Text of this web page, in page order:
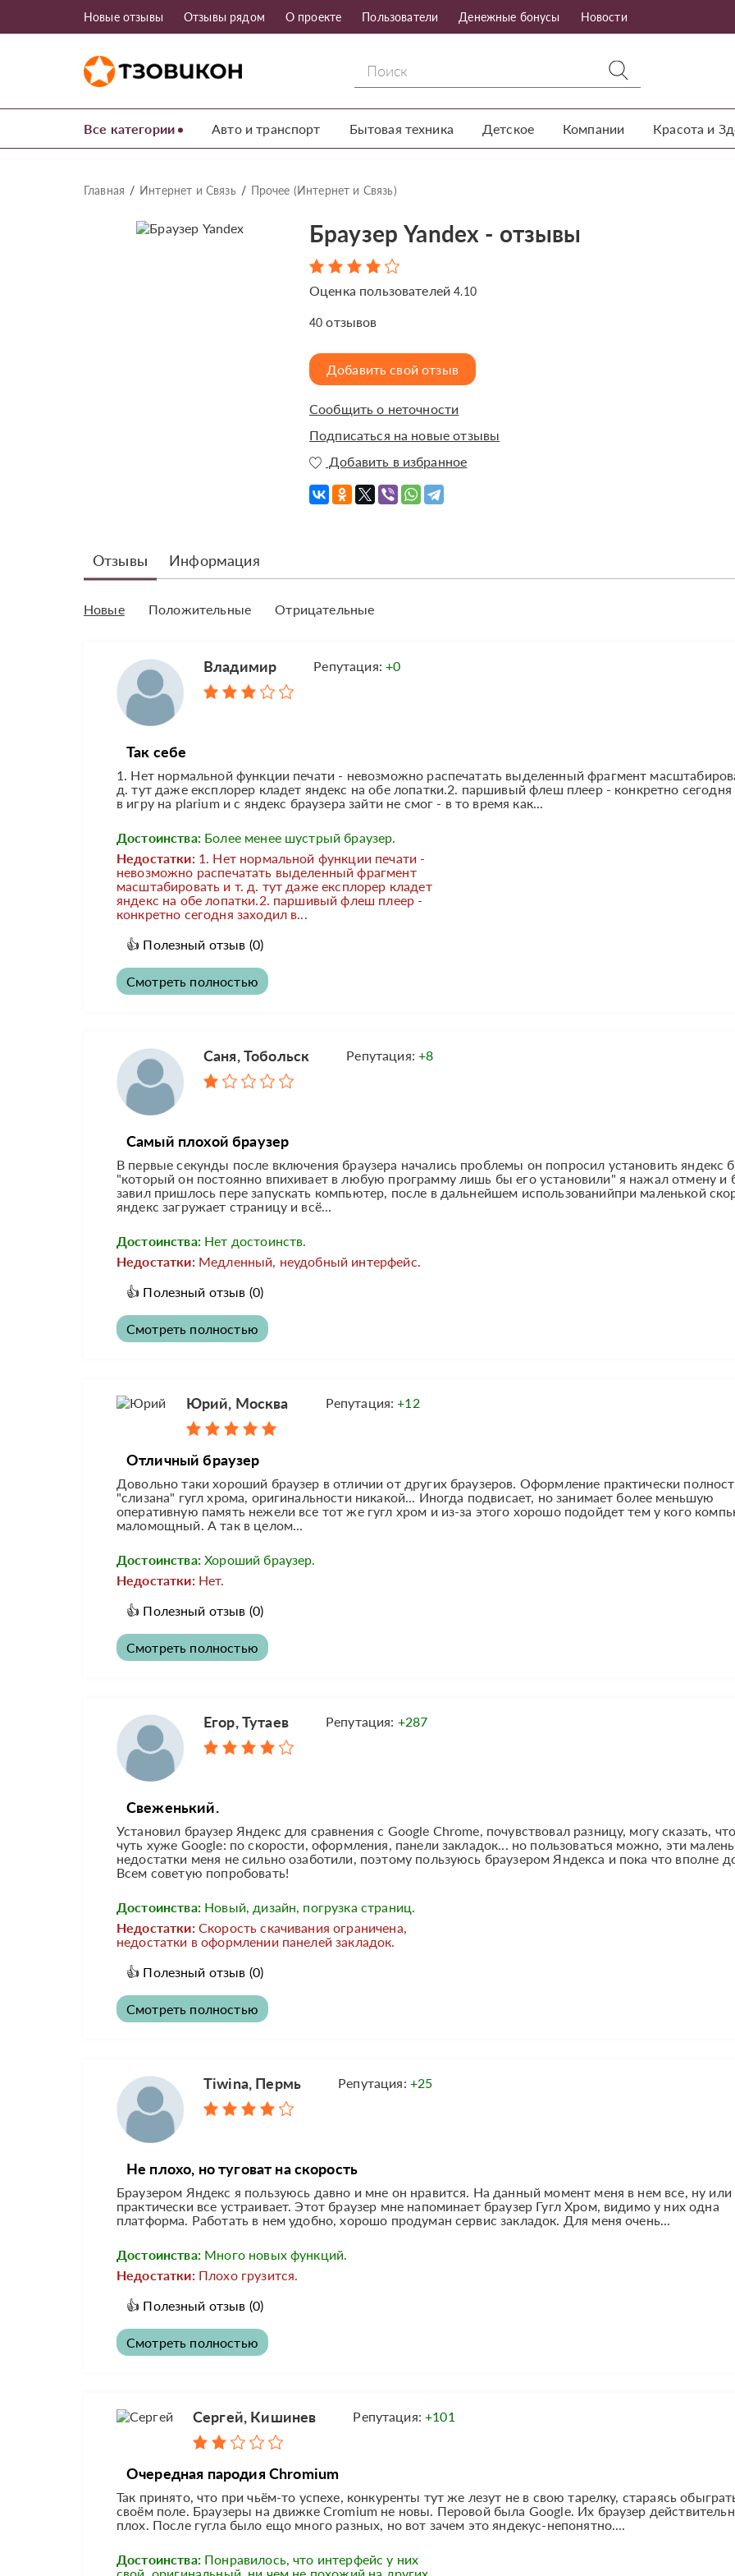
Новые отзывы Отзывы рядом О проекте Пользователи Денежные бонусы Новости
Все категории Авто и транспорт Бытовая техника Детское Компании Красота и
Главная Интернет и Связь Прочее (Интернет и Связь)
Браузер Yandex - отзывы
Оценка пользователей4.10
40 отзывов
Добавить свой отзыв
Сообщить о неточности
Подписаться на новые отзывы
Добавить в избранное
Отзывы Информация
Новые Положительные Отрицательные
Владимир Репутация:+0
Так себе
1. Нет нормальной функции печати - невозможно распечатать выделенный фрагмент
д. тут даже експлорер кладет яндекс на обе лопатки.2. паршивый флеш плеер - конкретно сегодня
в игру на plarium и с яндекс браузера зайти не смог - в то время как...
Достоинства: Более менее шустрый браузер.
Недостатки: 1. Нет нормальной функции печати -
невозможно распечатать выделенный фрагмент
масштабировать и т. д. тут даже експлорер кладет
яндекс на обе лопатки.2. паршивый флеш плеер -
конкретно сегодня заходил в...
👍 Полезный отзыв (0)
Смотреть полностью
Саня, Тобольск Репутация:+8
Самый плохой браузер
В первые секунды после включения браузера начались проблемы он попросил установить яндекс
"который он постоянно впихивает в любую программу лишь бы его установили" я нажал отмену и
завил пришлось пере запускать компьютер, после в дальнейшем использованийпри маленькой
яндекс загружает страницу и всё...
Достоинства: Нет достоинств.
Недостатки: Медленный, неудобный интерфейс.
👍 Полезный отзыв (0)
Смотреть полностью
Юрий, Москва Репутация:+12
Отличный браузер
Довольно таки хороший браузер в отличии от других браузеров. Оформление практически
"слизана" гугл хрома, оригинальности никакой... Иногда подвисает, но занимает более меньшую
оперативную память нежели все тот же гугл хром и из-за этого хорошо подойдет тем у кого
маломощный. А так в целом...
Достоинства: Хороший браузер.
Недостатки: Нет.
👍 Полезный отзыв (0)
Смотреть полностью
Егор, Тутаев Репутация: +287
Свеженький.
Установил браузер Яндекс для сравнения с Google Chrome, почувствовал разницу, могу сказать,
чуть хуже Google: по скорости, оформления, панели закладок... но пользоваться можно, эти
недостатки меня не сильно озаботили, поэтому пользуюсь браузером Яндекса и пока что вполне
Всем советую попробовать!
Достоинства: Новый, дизайн, погрузка страниц.
Недостатки: Скорость скачивания ограничена,
недостатки в оформлении панелей закладок.
👍 Полезный отзыв (0)
Смотреть полностью
Tiwina, Пермь Репутация: +25
Не плохо, но туговат на скорость
Браузером Яндекс я пользуюсь давно и мне он нравится. На данный момент меня в нем все, ну или
практически все устраивает. Этот браузер мне напоминает браузер Гугл Хром, видимо у них одна
платформа. Работать в нем удобно, хорошо продуман сервис закладок. Для меня очень...
Достоинства: Много новых функций.
Недостатки: Плохо грузится.
👍 Полезный отзыв (0)
Смотреть полностью
Сергей, Кишинев Репутация:+101
Очередная пародия Chromium
Так принято, что при чьём-то успехе, конкуренты тут же лезут не в свою тарелку, стараясь
своём поле. Браузеры на движке Cromium не новы. Перовой была Google. Их браузер
плох. После гугла было ещо много разных, но вот зачем это яндекус-непонятно....
Достоинства: Понравилось, что интерфейс у них